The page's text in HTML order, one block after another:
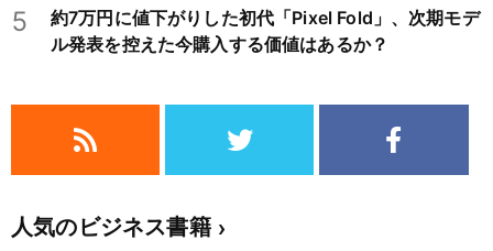
5
約7万円に値下がりした初代「Pixel Fold」、次期モデ
ル発表を控えた今購入する価値はあるか？
人気のビジネス書籍